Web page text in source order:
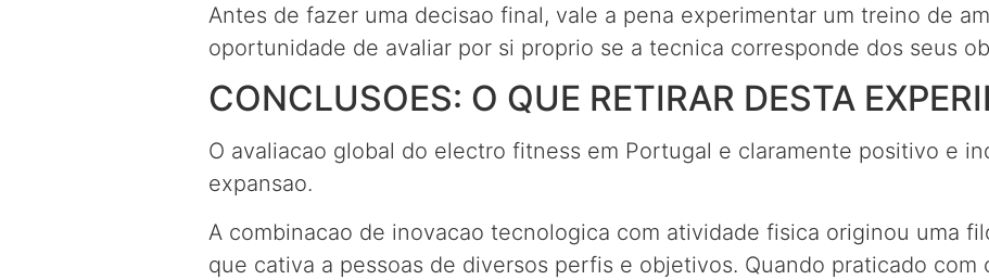
Antes de fazer uma decisao final, vale a pena experimentar um treino de
oportunidade de avaliar por si proprio se a tecnica corresponde dos seus
CONCLUSOES: O QUE RETIRAR DESTA
O avaliacao global do electro fitness em Portugal e claramente positivo e
expansao.
A combinacao de inovacao tecnologica com atividade fisica originou uma
que cativa a pessoas de diversos perfis e objetivos. Quando praticado com